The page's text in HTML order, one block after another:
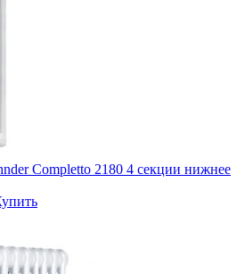
Completto 2180 4 секции нижнее